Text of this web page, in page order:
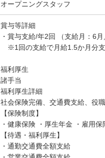
オープニングスタッフ
賞与等詳細
・賞与支給/年2回 （支給月：6月
※1回の支給で月給1.5か月分
福利厚生
諸手当
福利厚生詳細
社会保険完備、交通費支給、役
【保険制度】
・健康保険 ・厚生年金 ・雇用
【待遇・福利厚生】
・通勤交通費全額支給